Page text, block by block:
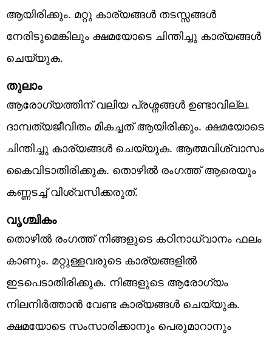
ആയിരിക്കും. മറ്റു കാര്യങ്ങൾ തടസ്സങ്ങൾ
നേരിടുമെങ്കിലും ക്ഷമയോടെ ചിന്തിച്ചു കാര്യങ്ങൾ
ചെയ്യുക.
തുലാം
ആരോഗ്യത്തിന് വലിയ പ്രശ്നങ്ങൾ ഉണ്ടാവില്ല.
ദാമ്പത്യജീവിതം മികച്ചത് ആയിരിക്കും. ക്ഷമയോടെ
ചിന്തിച്ചു കാര്യങ്ങൾ ചെയ്യുക. ആത്മവിശ്വാസം
കൈവിടാതിരിക്കുക. തൊഴിൽ രംഗത്ത് ആരെയും
കണ്ണടച്ച് വിശ്വസിക്കരുത്.
വൃശ്ചികം
തൊഴിൽ രംഗത്ത് നിങ്ങളുടെ കഠിനാധ്വാനം ഫലം
കാണും. മറ്റുള്ളവരുടെ കാര്യങ്ങളിൽ
ഇടപെടാതിരിക്കുക. നിങ്ങളുടെ ആരോഗ്യം
നിലനിർത്താൻ വേണ്ട കാര്യങ്ങൾ ചെയ്യുക.
ക്ഷമയോടെ സംസാരിക്കാനും പെരുമാറാനും